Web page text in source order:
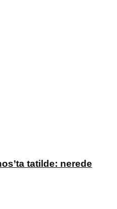
tatilde: nerede